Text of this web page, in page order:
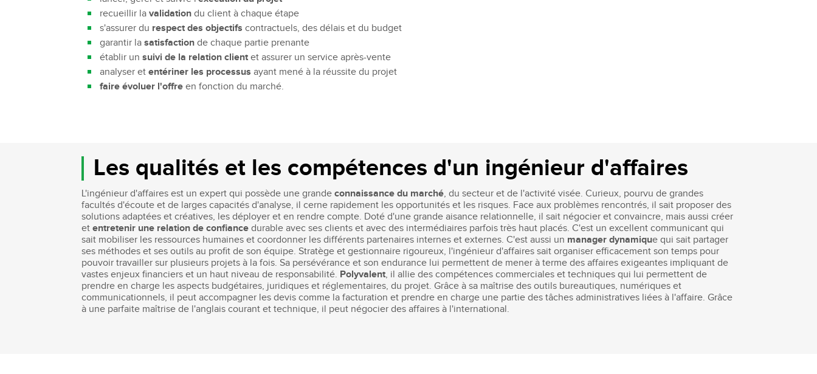
recueillir lavalidation du client à chaque étape
s'assurer du respect des objectifscontractuels, des délais et du budget
garantir lasatisfaction de chaque partie prenante
établir un suivi de la relation clientet assurer un service après-vente
analyser etentériner les processusayant mené à la réussite du projet
faire évoluer l'offreen fonction du marché.
Les qualités et les compétences d'un ingénieur d'affaires
L'ingénieur d'affaires est un expert qui possède une grandeconnaissance du marché, du secteur et de l'activité visée. Curieux, pourvu de grandes
facultés d'écoute et de larges capacités d'analyse, il cerne rapidement les opportunités et les risques. Face aux problèmes rencontrés, il sait proposer des
solutions adaptées et créatives, les déployer et en rendre compte. Doté d'une grande aisance relationnelle, il sait négocier et convaincre, mais aussi créer
etentretenir une relation de confiancedurable avec ses clients et avec des intermédiaires parfois très haut placés. C'est un excellent communicant qui
sait mobiliser les ressources humaines et coordonner les différents partenaires internes et externes. C'est aussi un manager dynamique qui sait partager
ses méthodes et ses outils au profit de son équipe. Stratège et gestionnaire rigoureux, l'ingénieur d'affaires sait organiser efficacement son temps pour
pouvoir travailler sur plusieurs projets à la fois. Sa persévérance et son endurance lui permettent de mener à terme des affaires exigeantes impliquant de
vastes enjeux financiers et un haut niveau de responsabilité. Polyvalent, il allie des compétences commerciales et techniques qui lui permettent de
prendre en charge les aspects budgétaires, juridiques et réglementaires, du projet. Grâce à sa maîtrise des outils bureautiques, numériques et
communicationnels, il peut accompagner les devis comme la facturation et prendre en charge une partie des tâches administratives liées à l'affaire. Grâce
à une parfaite maîtrise de l'anglais courant et technique, il peut négocier des affaires à l'international.